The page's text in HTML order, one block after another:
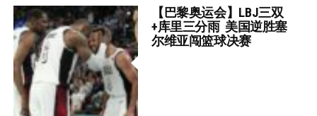
【巴黎奥运会】LBJ三双
+库里三分雨 美国逆胜塞
尔维亚闯篮球决赛